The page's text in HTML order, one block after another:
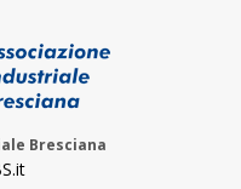
Bresciana